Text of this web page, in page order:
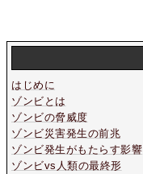
はじめに
ゾンビとは
ゾンビの脅威度
ゾンビ災害発生の前兆
ゾンビ発生がもたらす影響
ゾンビvs人類の最終形